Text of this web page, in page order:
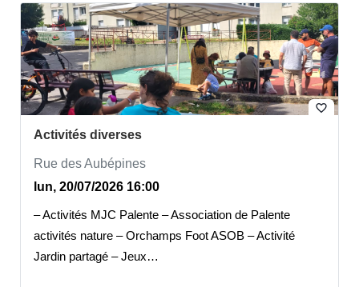
favorite_border
Activités diverses
Rue des Aubépines
lun, 20/07/2026 16:00
– Activités MJC Palente – Association de Palente
activités nature – Orchamps Foot ASOB – Activité
Jardin partagé – Jeux…